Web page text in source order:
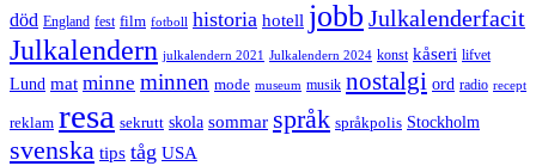
död England fest film fotboll historia hotell jobb Julkalenderfacit
Julkalendern julkalendern 2021 Julkalendern 2024 konst kåseri lifvet
Lund mat minne minnen mode museum musik nostalgi ord radio recept
reklam resa sekrutt skola sommar språk språkpolis Stockholm
svenska tips tåg USA